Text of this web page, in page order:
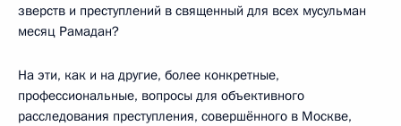
зверств и преступлений в священный для всех мусульман
месяц Рамадан?
На эти, как и на другие, более конкретные,
профессиональные, вопросы для объективного
расследования преступления, совершённого в Москве,